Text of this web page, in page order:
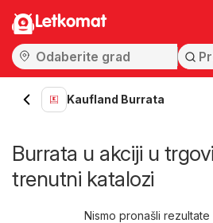
Letkomat
Kaufland Burrata
Burrata u akciji u
trenutni katalozi
Nismo pronašli rezultate